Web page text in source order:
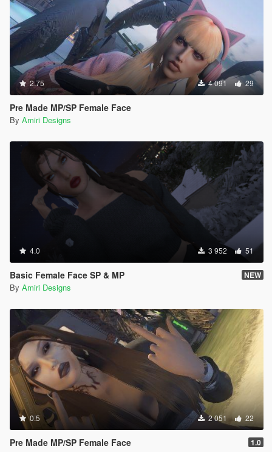
2.75 4 091 29
Pre Made MP/SP Female Face
By Amiri Designs
4.0 3 952 51
Basic Female Face SP & MP NEW
By Amiri Designs
0.5 2 051 22
Pre Made MP/SP Female Face 1.0